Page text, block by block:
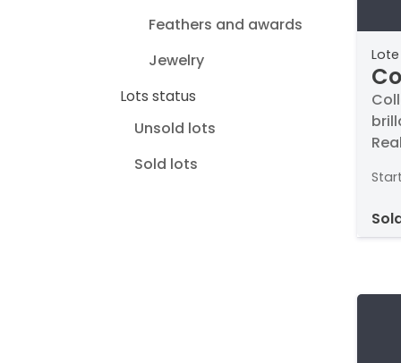
Feathers and awards
Jewelry
Lots status
Unsold lots
Sold lots
Lote